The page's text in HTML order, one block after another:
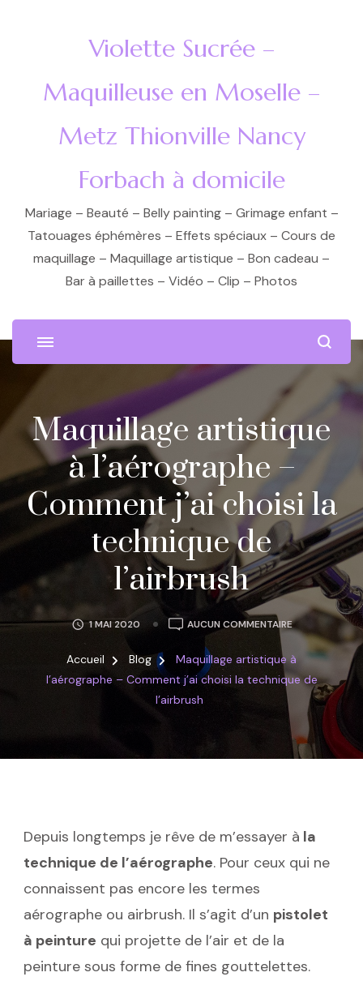
Violette Sucrée –
Maquilleuse en Moselle –
Metz Thionville Nancy
Forbach à domicile
Mariage – Beauté – Belly painting – Grimage enfant –
Tatouages éphémères – Effets spéciaux – Cours de
maquillage – Maquillage artistique – Bon cadeau –
Bar à paillettes – Vidéo – Clip – Photos
Maquillage artistique
à l’aérographe –
Comment j’ai choisi la
technique de
l’airbrush
1 MAI 2020 AUCUN COMMENTAIREMAQUILLAGE
ARTISTIQUE
À
L’AÉROGRAPHE
COMMENT
CHOISI
LA
Accueil Blog
Maquillage artistique à
l’aérographe – Comment j’ai choisi la technique de
l’airbrush
Depuis longtemps je rêve de m’essayer à la
technique de l’aérographe. Pour ceux qui ne
connaissent pas encore les termes
aérographe ou airbrush. Il s’agit d’un pistolet
à peinture qui projette de l’air et de la
peinture sous forme de fines gouttelettes.